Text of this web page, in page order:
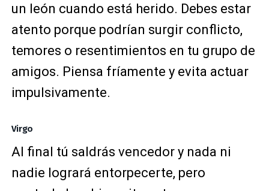
un león cuando está herido. Debes estar
atento porque podrían surgir conflicto,
temores o resentimientos en tu grupo de
amigos. Piensa fríamente y evita actuar
impulsivamente.
Virgo
Al final tú saldrás vencedor y nada ni
nadie logrará entorpecerte, pero